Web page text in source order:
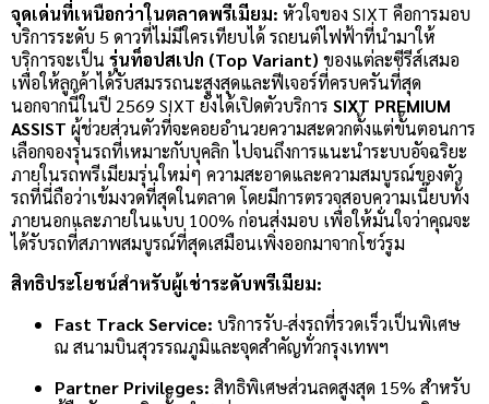
จุดเด่นที่เหนือกว่าในตลาดพรีเมียม: หัวใจของ SIXT คือการมอบ
บริการระดับ 5 ดาวที่ไม่มีใครเทียบได้ รถยนต์ไฟฟ้าที่นำมาให้
บริการจะเป็น รุ่นท็อปสเปก (Top Variant) ของแต่ละซีรีส์เสมอ
เพื่อให้ลูกค้าได้รับสมรรถนะสูงสุดและฟีเจอร์ที่ครบครันที่สุด
นอกจากนี้ในปี 2569 SIXT ยังได้เปิดตัวบริการ SIXT PREMIUM
ASSIST ผู้ช่วยส่วนตัวที่จะคอยอำนวยความสะดวกตั้งแต่ขั้นตอนการ
เลือกจองรุ่นรถที่เหมาะกับบุคลิก ไปจนถึงการแนะนำระบบอัจฉริยะ
ภายในรถพรีเมียมรุ่นใหม่ๆ ความสะอาดและความสมบูรณ์ของตัว
รถที่นี่ถือว่าเข้มงวดที่สุดในตลาด โดยมีการตรวจสอบความเนี๊ยบทั้ง
ภายนอกและภายในแบบ 100% ก่อนส่งมอบ เพื่อให้มั่นใจว่าคุณจะ
ได้รับรถที่สภาพสมบูรณ์ที่สุดเสมือนเพิ่งออกมาจากโชว์รูม
สิทธิประโยชน์สำหรับผู้เช่าระดับพรีเมียม:
Fast Track Service: บริการรับ-ส่งรถที่รวดเร็วเป็นพิเศษ
ณ สนามบินสุวรรณภูมิและจุดสำคัญทั่วกรุงเทพฯ
Partner Privileges: สิทธิพิเศษส่วนลดสูงสุด 15% สำหรับ